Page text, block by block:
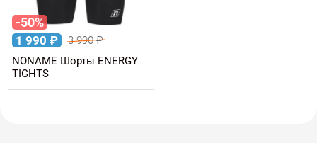
-50%
1 990 ₽ 3 990₽
NONAME Шорты ENERGY
TIGHTS